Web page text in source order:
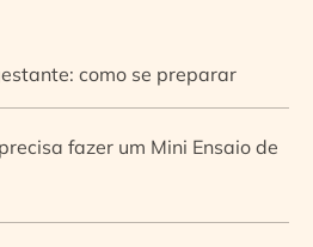
como se preparar
fazer um Mini Ensaio de